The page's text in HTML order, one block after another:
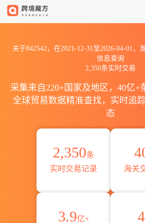
关于842542，在2021-12-31至2026-04-01
信息查询
2,350条实时交易
采集来自220+国家及地区，40亿+
全球贸易数据精准查找，实时追
态
2,350条
实时交易记录
海关
3.9亿+
4